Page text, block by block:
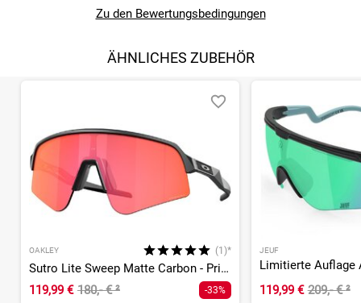
Zu den Bewertungsbedingungen
ÄHNLICHES ZUBEHÖR
OAKLEY (1)*
Sutro Lite Sweep Matte Carbon - Prizm Trail Torch
119,99 € 180,- €² -33%
JEUF
Limitierte Auflage
119,99 € 209,- €²